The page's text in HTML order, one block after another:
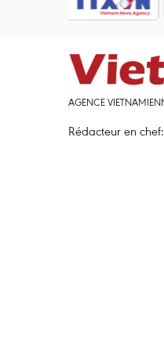
AGENCE
Rédacteur en